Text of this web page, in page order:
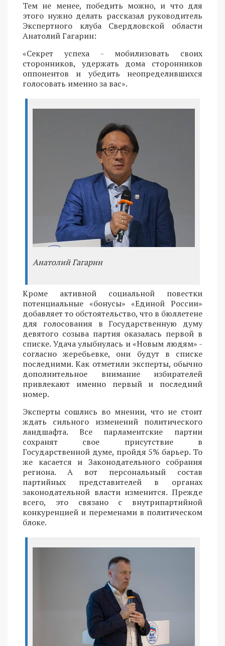
Тем не менее, победить можно, и что для
этого нужно делать рассказал руководитель
Экспертного клуба Свердловской области
Анатолий Гагарин:
«Секрет успеха - мобилизовать своих
сторонников, удержать дома сторонников
оппонентов и убедить неопределившихся
голосовать именно за вас».
Анатолий Гагарин
Кроме активной социальной повестки
потенциальные «бонусы» «Единой России»
добавляет то обстоятельство, что в бюллетене
для голосования в Государственную думу
девятого созыва партия оказалась первой в
списке. Удача улыбнулась и «Новым людям» -
согласно жеребьевке, они будут в списке
последними. Как отметили эксперты, обычно
дополнительное внимание избирателей
привлекают именно первый и последний
номер.
Эксперты сошлись во мнении, что не стоит
ждать сильного изменений политического
ландшафта. Все парламентские партии
сохранят свое присутствие в
Государственной думе, пройдя 5% барьер. То
же касается и Законодательного собрания
региона. А вот персональный состав
партийных представителей в органах
законодательной власти изменится. Прежде
всего, это связано с внутрипартийной
конкуренцией и переменами в политическом
блоке.